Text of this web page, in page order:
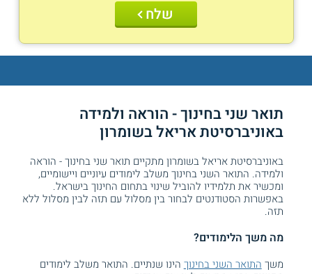
שלח
תואר שני בחינוך - הוראה ולמידה
באוניברסיטת אריאל בשומרון
באוניברסיטת אריאל בשומרון מתקיים תואר שני בחינוך - הוראה
ולמידה. התואר השני בחינוך משלב לימודים עיוניים ויישומיים,
ומכשיר את תלמידיו להוביל שינוי בתחום החינוך בישראל.
באפשרות הסטודנטים לבחור בין מסלול עם תזה לבין מסלול ללא
תזה.
מה משך הלימודים?
משך התואר השני בחינוך הינו שנתיים. התואר משלב לימודים